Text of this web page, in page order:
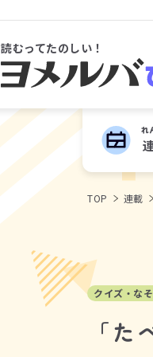
読むってたのしい！
ヨメルバひろば
れ
TOP 連載
クイズ・な
「